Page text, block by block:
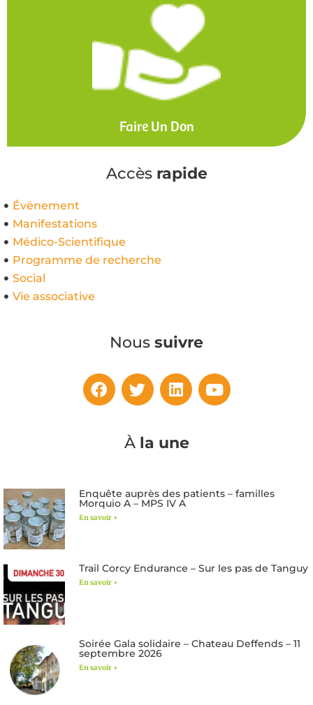
Faire Un Don
Accès rapide
Évènement
Manifestations
Médico-Scientifique
Programme de recherche
Social
Vie associative
Nous suivre
À la une
Enquête auprès des patients – familles
Morquio A – MPS IV A
En savoir +
Trail Corcy Endurance – Sur les pas de Tanguy
En savoir +
Soirée Gala solidaire – Chateau Deffends – 11
septembre 2026
En savoir +